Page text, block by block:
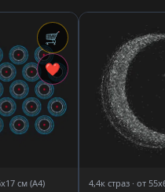
🛒
❤
см (A4) 4,4к страз · от